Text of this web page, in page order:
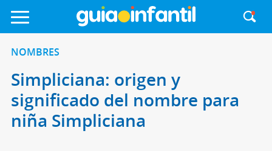
NOMBRES
Simpliciana: origen y
significado del nombre para
niña Simpliciana